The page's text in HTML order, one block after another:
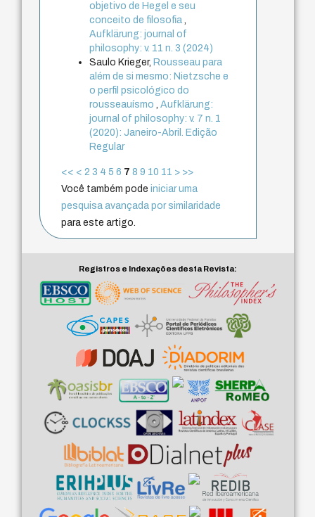
objetivo de Hegel e seu
conceito de filosofia,
Aufklärung: journal of
philosophy: v. 11 n. 3 (2024)
Saulo Krieger, Rousseau para
além de si mesmo: Nietzsche e
o perfil psicológico do
rousseauísmo,Aufklärung:
journal of philosophy: v. 7 n. 1
(2020): Janeiro-Abril. Edição
Regular
<< < 2 3 4 5 6 7 8 9 10 11 > >>
Você também podeiniciar uma
pesquisa avançada por similaridade
para este artigo.
Registros e Indexações desta Revista: